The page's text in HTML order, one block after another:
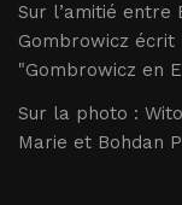
Sur l’amitié entre
Gombrowicz écrit
"Gombrowicz en
Sur la photo :
Marie et Bohdan